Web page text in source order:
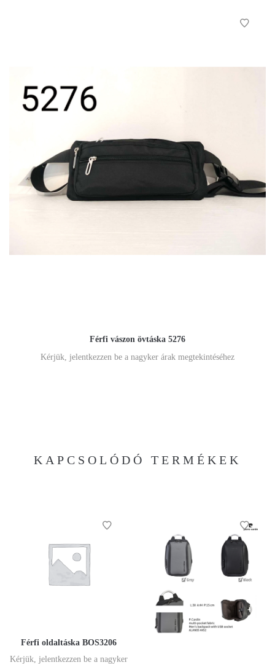
Férfi vászon övtáska 5276
Kérjük, jelentkezzen be a nagyker árak megtekintéséhez
KAPCSOLÓDÓ TERMÉKEK
Férfi oldaltáska BOS3206
Kérjük, jelentkezzen be a nagyker